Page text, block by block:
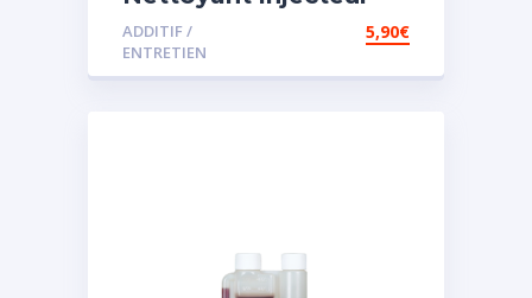
diesel
ADDITIF /
ENTRETIEN
5,90€